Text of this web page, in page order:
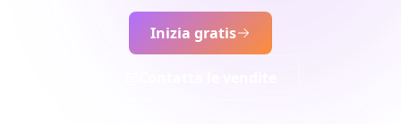
Inizia gratis